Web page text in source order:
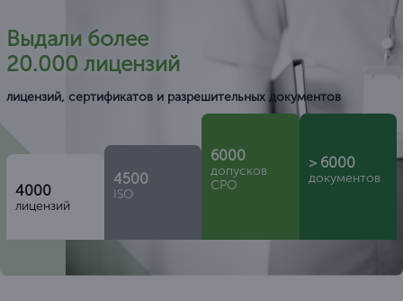
Выдали более
20.000 лицензий
лицензий, сертификатов и разрешительных документов
4000
лицензий
4500
ISO
6000
допусков
СРО
> 6000
документов